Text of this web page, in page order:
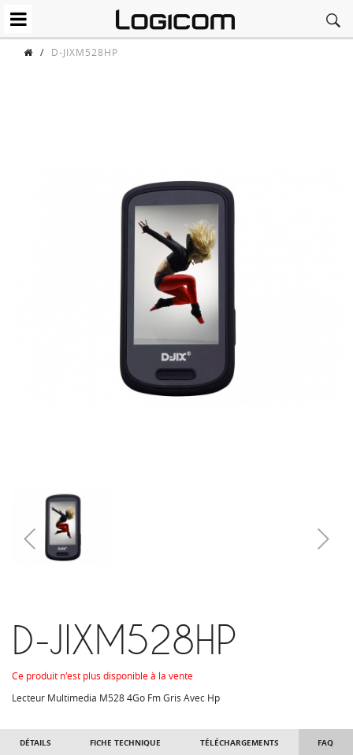
/ D-JIXM528HP
D-JIXM528HP
Ce produit n'est plus disponible à la vente
Lecteur Multimedia M528 4Go Fm Gris Avec Hp
DÉTAILS FICHE TECHNIQUE TÉLÉCHARGEMENTS FAQ